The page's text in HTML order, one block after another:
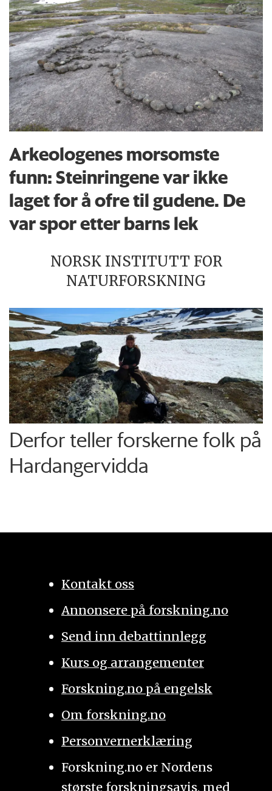
Arkeologenes morsomste
funn: Steinringene var ikke
laget for å ofre til gudene. De
var spor etter barns lek
NORSK INSTITUTT FOR
NATURFORSKNING
Derfor teller forskerne folk på
Hardangervidda
Kontakt oss
Annonsere på forskning.no
Send inn debattinnlegg
Kurs og arrangementer
Forskning.no på engelsk
Om forskning.no
Personvernerklæring
Forskning.no er Nordens
største forskningsavis, med